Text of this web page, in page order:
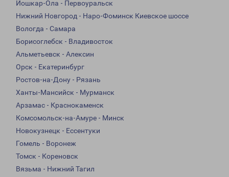
Йошкар-Ола - Первоуральск
Нижний Новгород - Наро-Фоминск Киевское шоссе
Вологда - Самара
Борисоглебск - Владивосток
Альметьевск - Алексин
Орск - Екатеринбург
Ростов-на-Дону - Рязань
Ханты-Мансийск - Мурманск
Арзамас - Краснокаменск
Комсомольск-на-Амуре - Минск
Новокузнецк - Ессентуки
Гомель - Воронеж
Томск - Кореновск
Вязьма - Нижний Тагил